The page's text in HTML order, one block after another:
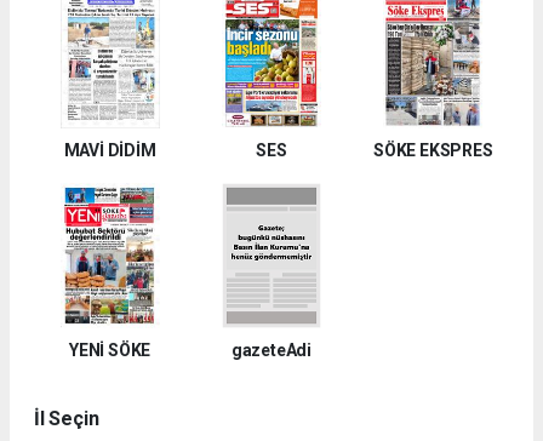
MAVİ DİDİM SES SÖKE EKSPRES
YENİ SÖKE gazeteAdi
İl Seçin